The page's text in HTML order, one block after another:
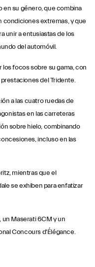
su género, que combina
extremas, y que
unir a entusiastas de los
del automóvil.
los focos sobre su gama, con
del Tridente.
a las cuatro ruedas de
en las carreteras
sobre hielo, combinando
incluso en las
mientras que el
se exhiben para enfatizar
Maserati 6CM y un
Concours d'Élégance.